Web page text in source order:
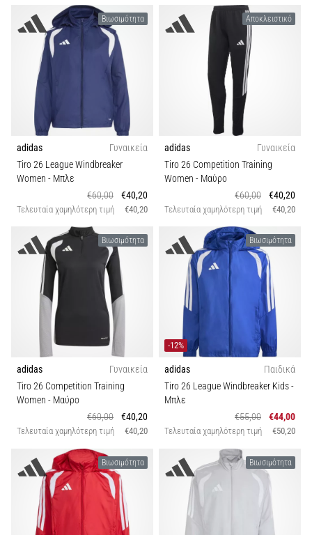
Βιωσιμότητα
adidas
Γυναικεία
Tiro 26 League Windbreaker
Women - Μπλε
€60,00
€40,20
Τελευταία χαμηλότερη τιμή €40,20
Αποκλειστικό
adidas
Γυναικεία
Tiro 26 Competition Training
Women - Μαύρο
€60,00
€40,20
Τελευταία χαμηλότερη τιμή €40,20
Βιωσιμότητα
adidas
Γυναικεία
Tiro 26 Competition Training
Women - Μαύρο
€60,00
€40,20
Τελευταία χαμηλότερη τιμή €40,20
Βιωσιμότητα
-12%
adidas
Παιδικά
Tiro 26 League Windbreaker Kids-
Μπλε
€55,00
€44,00
Τελευταία χαμηλότερη τιμή €50,20
Βιωσιμότητα Βιωσιμότητα